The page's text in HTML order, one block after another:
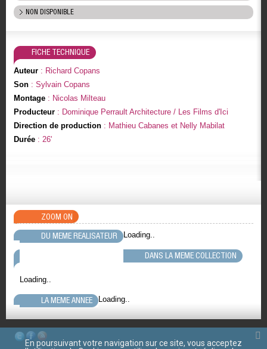
NON DISPONIBLE
FICHE TECHNIQUE
Auteur: Richard Copans
Son: Sylvain Copans
Montage: Nicolas Milteau
Producteur: Dominique Perrault Architecture / Les Films d'Ici
Direction de production: Mathieu Cabanes et Nelly Mabilat
Durée: 26'
ZOOM ON
DU MEME REALISATEUR
Loading..
DANS LA MEME COLLECTION
Loading..
LA MEME ANNEE Loading..
En poursuivant votre navigation sur ce site, vous acceptez